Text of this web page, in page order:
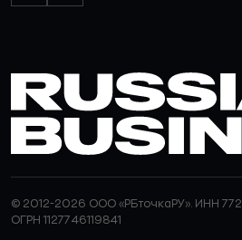
© 2012-2026 ООО «РБточкаРУ». ИНН
ОГРН 1127746119841